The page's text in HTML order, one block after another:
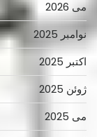
می 2026
نوامبر 2025
اکتبر 2025
ژوئن 2025
می 2025